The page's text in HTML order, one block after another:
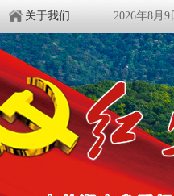
关于我们 2026年8月9